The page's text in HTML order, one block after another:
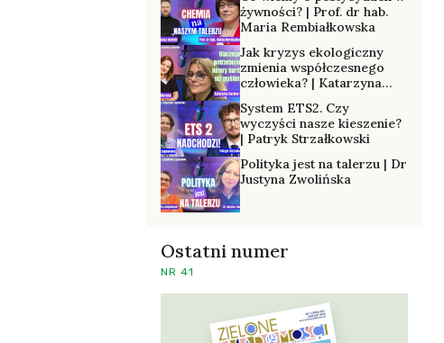
żywności? | Prof. dr hab.
Maria Rembiałkowska
Jak kryzys ekologiczny
zmienia współczesnego
człowieka? | Katarzyna
System ETS2. Czy
wyczyści nasze kieszenie?
| Patryk Strzałkowski
Polityka jest na talerzu | Dr
Justyna Zwolińska
Ostatni numer
NR 41